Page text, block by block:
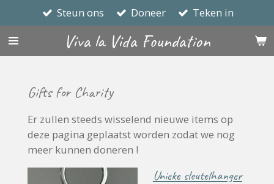
to
main
content
Viva la Vida Foundation
Steun ons Doneer Teken in
Gifts for Charity
Er zullen steeds wisselend nieuwe items op
deze pagina geplaatst worden zodat we nog
meer kunnen doneren !
Unieke sleutelhanger